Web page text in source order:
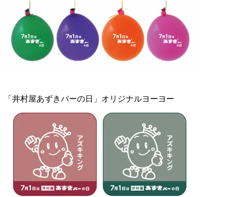
「井村屋あずきバーの日」オリジナルヨーヨー